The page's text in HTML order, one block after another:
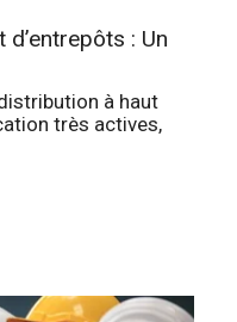
: Un
à haut
très actives,